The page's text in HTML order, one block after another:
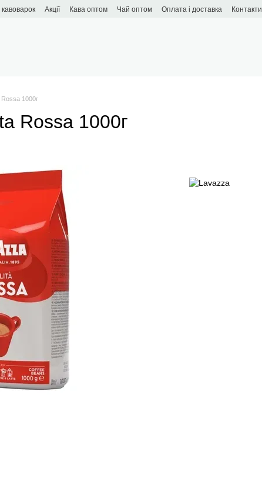
Акції Кава оптом Чай оптом Оплата і доставка Контакти
1000г
Rossa 1000г